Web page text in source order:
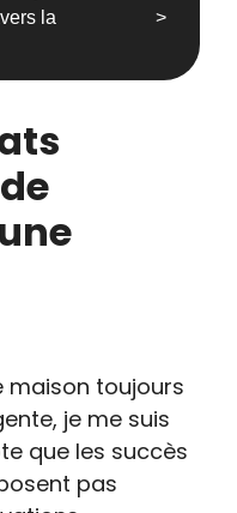
la
maison toujours
je me suis
que les succès
pas